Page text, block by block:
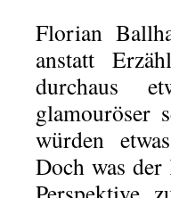
Florian
anstatt
durchaus
glamouröser
würden
Doch was der